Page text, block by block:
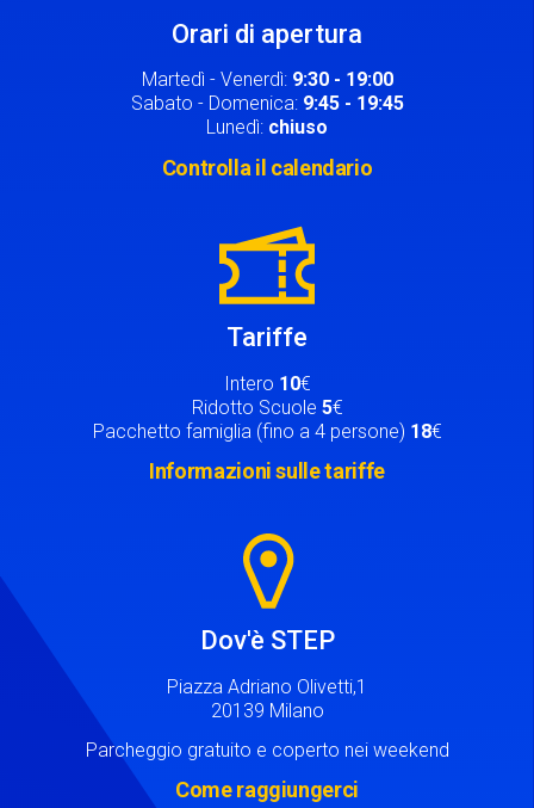
Orari di apertura
Martedì - Venerdì: 9:30 - 19:00
Sabato - Domenica: 9:45 - 19:45
Lunedì: chiuso
Controlla il calendario
Tariffe
Intero 10€
Ridotto Scuole 5€
Pacchetto famiglia (fino a 4 persone) 18€
Informazioni sulle tariffe
Dov'è STEP
Piazza Adriano Olivetti,1
20139 Milano
Parcheggio gratuito e coperto nei weekend
Come raggiungerci